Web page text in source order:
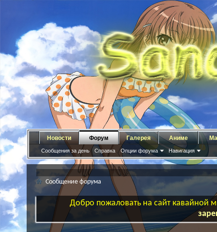
Новости Форум
Сообщения за день Справка Опции форума Навигация
Галерея Аниме
Сообщение форума
Добро пожаловать на сайт кавайной